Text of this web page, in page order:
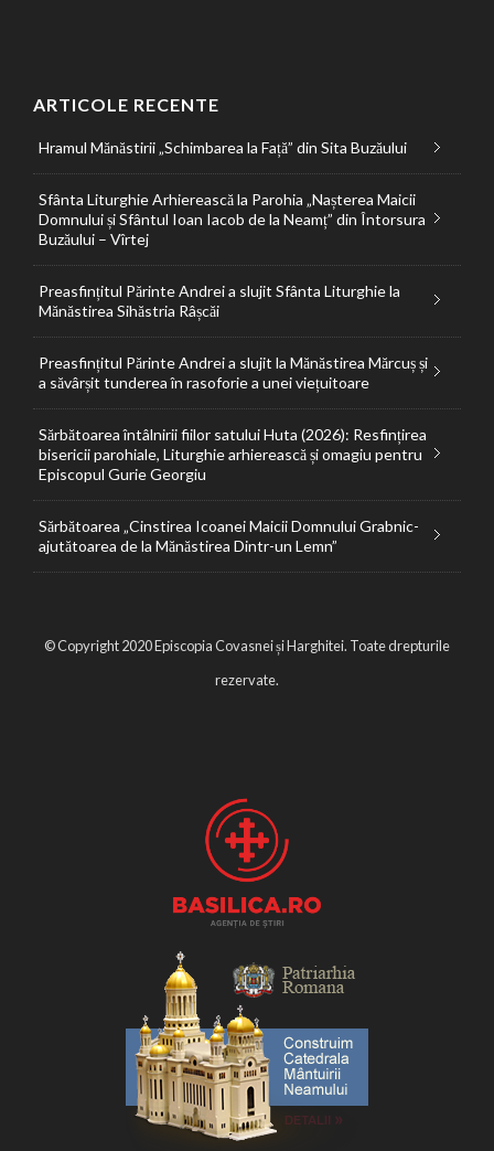
ARTICOLE RECENTE
Hramul Mănăstirii „Schimbarea la Față” din Sita Buzăului
Sfânta Liturghie Arhierească la Parohia „Nașterea Maicii
Domnului și Sfântul Ioan Iacob de la Neamț” din Întorsura
Buzăului – Vîrtej
Preasfințitul Părinte Andrei a slujit Sfânta Liturghie la
Mănăstirea Sihăstria Râșcăi
Preasfințitul Părinte Andrei a slujit la Mănăstirea Mărcuș și
a săvârșit tunderea în rasoforie a unei viețuitoare
Sărbătoarea întâlnirii fiilor satului Huta (2026): Resfințirea
bisericii parohiale, Liturghie arhierească și omagiu pentru
Episcopul Gurie Georgiu
Sărbătoarea „Cinstirea Icoanei Maicii Domnului Grabnic-
ajutătoarea de la Mănăstirea Dintr-un Lemn”
© Copyright 2020 Episcopia Covasnei și Harghitei. Toate drepturile
rezervate.